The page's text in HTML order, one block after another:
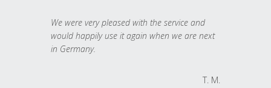
We were very pleased with the service and
would happily use it again when we are next
in Germany.
T. M.